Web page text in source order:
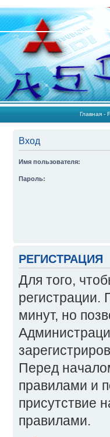
Главная -
Вход
Имя пользователя:
Пароль:
РЕГИСТРАЦИЯ
Для того,
регистрации.
минут, но
Перед
правилами и
присутствие
правилами.